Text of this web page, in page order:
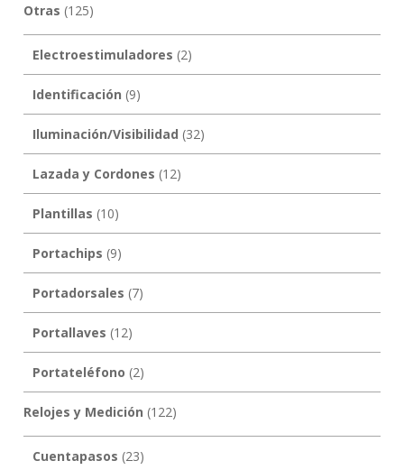
Otras (125)
Electroestimuladores (2)
Identificación (9)
Iluminación/Visibilidad (32)
Lazada y Cordones (12)
Plantillas (10)
Portachips (9)
Portadorsales (7)
Portallaves (12)
Portateléfono (2)
Relojes y Medición (122)
Cuentapasos (23)